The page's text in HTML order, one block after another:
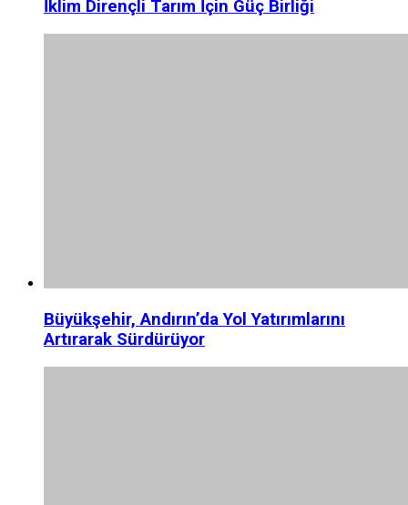
İklim Dirençli Tarım İçin Güç Birliği
Büyükşehir, Andırın’da Yol Yatırımlarını
Artırarak Sürdürüyor